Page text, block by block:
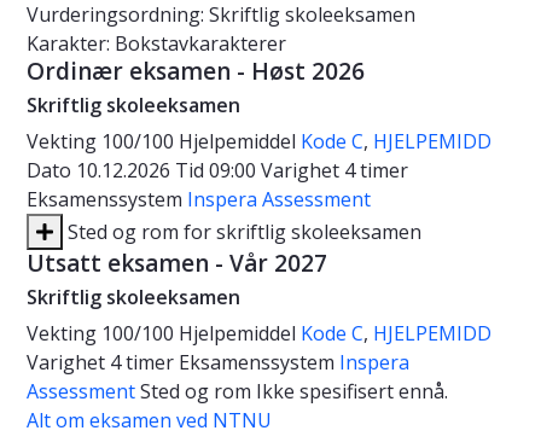
Vurderingsordning: Skriftlig skoleeksamen
Karakter: Bokstavkarakterer
Ordinær eksamen - Høst 2026
Skriftlig skoleeksamen
Vekting 100/100 Hjelpemiddel Kode C, HJELPEMIDD
Dato 10.12.2026 Tid 09:00 Varighet 4 timer
Eksamenssystem Inspera Assessment
Sted og rom for skriftlig skoleeksamen
Utsatt eksamen - Vår 2027
Skriftlig skoleeksamen
Vekting 100/100 Hjelpemiddel Kode C, HJELPEMIDD
Varighet 4 timer Eksamenssystem Inspera
AssessmentSted og rom Ikke spesifisert ennå.
Alt om eksamen ved NTNU